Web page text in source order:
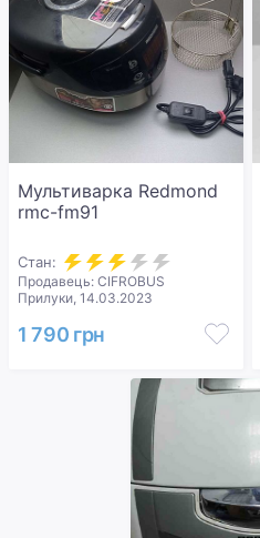
Мультиварка Redmond
rmc-fm91
Стан:
Продавець: CIFROBUS
Прилуки, 14.03.2023
1 790 грн